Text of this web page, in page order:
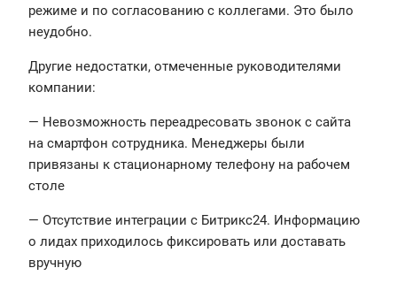
режиме и по согласованию с коллегами. Это было
неудобно.
Другие недостатки, отмеченные руководителями
компании:
— Невозможность переадресовать звонок с сайта
на смартфон сотрудника. Менеджеры были
привязаны к стационарному телефону на рабочем
столе
— Отсутствие интеграции с Битрикс24. Информацию
о лидах приходилось фиксировать или доставать
вручную